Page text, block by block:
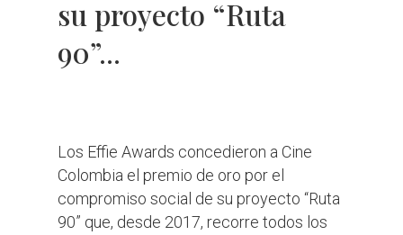
su proyecto “Ruta
90”...
Los Effie Awards concedieron a Cine
Colombia el premio de oro por el
compromiso social de su proyecto “Ruta
90” que, desde 2017, recorre todos los